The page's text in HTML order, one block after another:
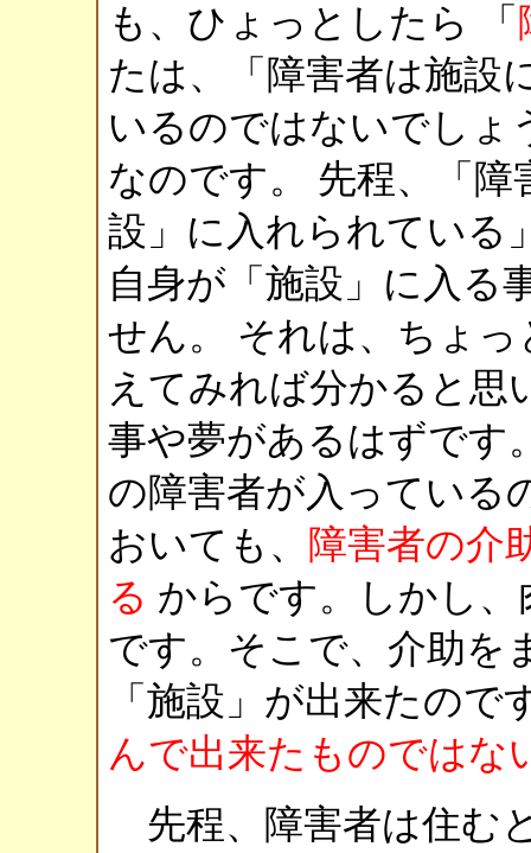
も、ひょっとしたら 「
たは、「障害者は施設
いるのではないでしょ
なのです。 先程、「
設」に入れられている
自身が「施設」に入る
せん。 それは、ちょ
えてみれば分かると思
事や夢があるはずです
の障害者が入っている
おいても、
障害者の介
る からです。しかし
です。そこで、介助を
「施設」が出来たので
んで出来たものではな
先程、障害者は住む